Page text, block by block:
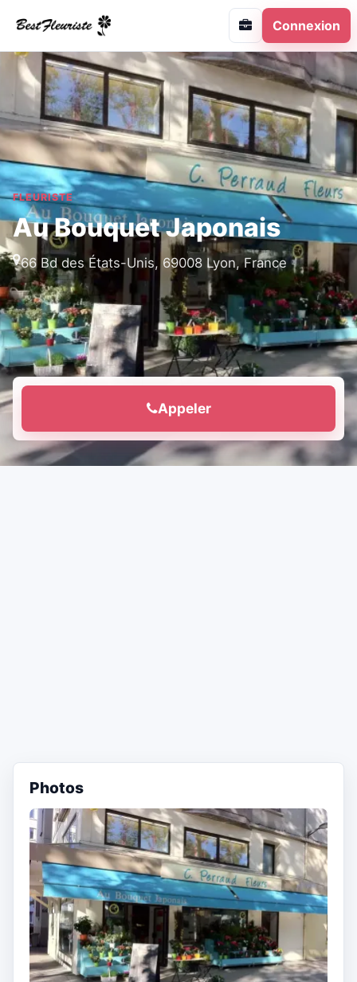
Connexion
FLEURISTE
Au Bouquet Japonais
66 Bd des États-Unis, 69008 Lyon, France
Appeler
Photos